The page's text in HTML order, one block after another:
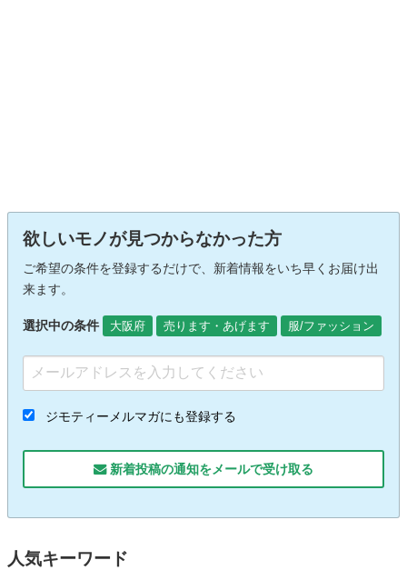
欲しいモノが見つからなかった方
ご希望の条件を登録するだけで、新着情報をいち早くお届け出
来ます。
選択中の条件 大阪府 売ります・あげます 服/ファッション
ジモティーメルマガにも登録する
新着投稿の通知をメールで受け取る
人気キーワード